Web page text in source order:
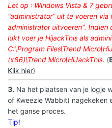
Let op : Windows Vista & 7
“administrator” uit te voeren via
administrator uitvoeren". Indien
lukt voer je HijackThis als
C:\Program Files\Trend
(x86)\Trend Micro\HiJackThis. (
Klik hier)
3. Na het plaatsen van je logje
of Kweezie Wabbit) nagekeken
het ganse proces.
Tip!